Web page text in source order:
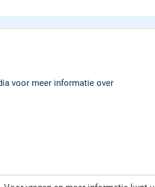
voor meer informatie over